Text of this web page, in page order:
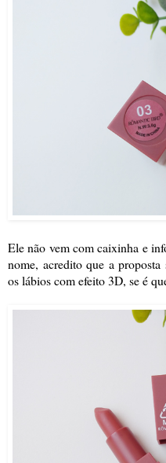
Ele não vem com caixinha e
nome, acredito que a
os lábios com efeito 3D, se é